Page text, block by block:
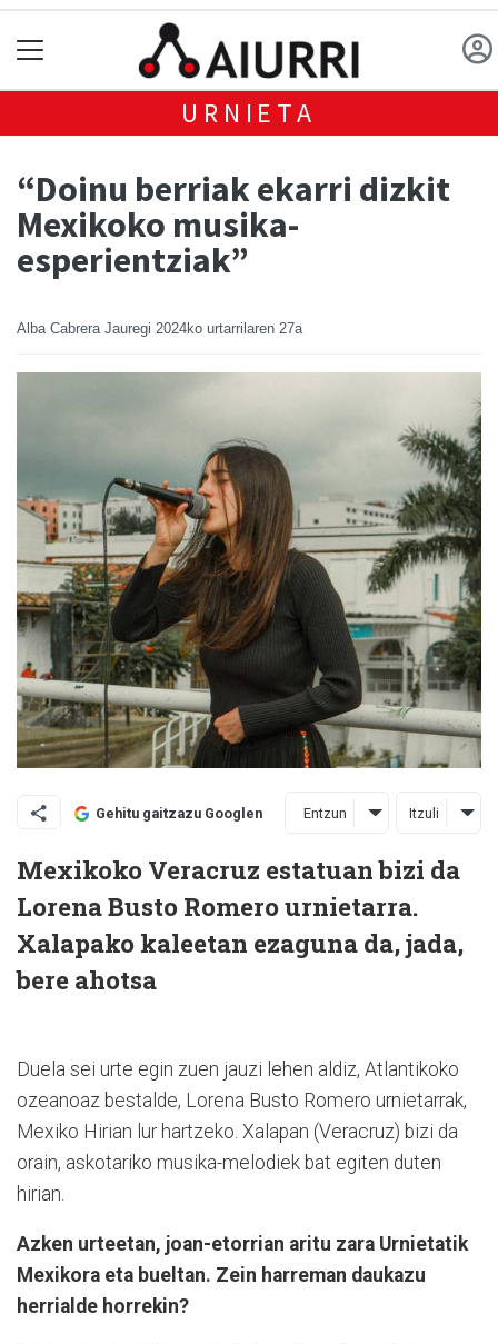
URNIETA
“Doinu berriak ekarri dizkit
Mexikoko musika-
esperientziak”
Alba Cabrera Jauregi 2024ko urtarrilaren 27a
Gehitu gaitzazu Googlen Entzun Itzuli
Mexikoko Veracruz estatuan bizi da
Lorena Busto Romero urnietarra.
Xalapako kaleetan ezaguna da, jada,
bere ahotsa
Duela sei urte egin zuen jauzi lehen aldiz, Atlantikoko
ozeanoaz bestalde, Lorena Busto Romero urnietarrak,
Mexiko Hirian lur hartzeko. Xalapan (Veracruz) bizi da
orain, askotariko musika-melodiek bat egiten duten
hirian.
Azken urteetan, joan-etorrian aritu zara Urnietatik
Mexikora eta bueltan. Zein harreman daukazu
herrialde horrekin?